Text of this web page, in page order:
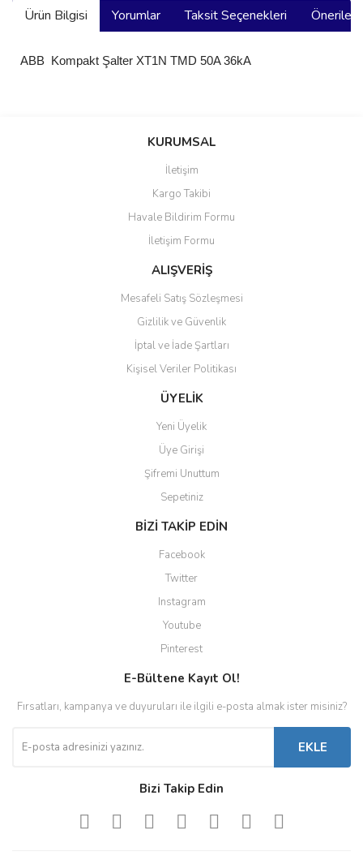
Ürün Bilgisi Yorumlar Taksit Seçenekleri
ABB Kompakt Şalter XT1N TMD 50A 36kA
Bu ürüne ilk yorumu siz yapın!
Ürün resmi kalitesiz, bozuk veya görüntülenemiyor.
Ürün açıklamasında eksik bilgiler bulunuyor.
Ürün bilgilerinde hatalar bulunuyor.
Ürün fiyatı diğer sitelerden daha pahalı.
Gönder
KURUMSAL
İletişim
Kargo Takibi
Havale Bildirim Formu
İletişim Formu
ALIŞVERİŞ
Mesafeli Satış Sözleşmesi
Gizlilik ve Güvenlik
İptal ve İade Şartları
Kişisel Veriler Politikası
ÜYELİK
Yeni Üyelik
Üye Girişi
Şifremi Unuttum
Sepetiniz
BİZİ TAKİP EDİN
Facebook
Twitter
Instagram
Youtube
Pinterest
E-Bültene Kayıt Ol!
Fırsatları, kampanya ve duyuruları ile ilgili e-posta almak ister misiniz?
EKLE
Bizi Takip Edin